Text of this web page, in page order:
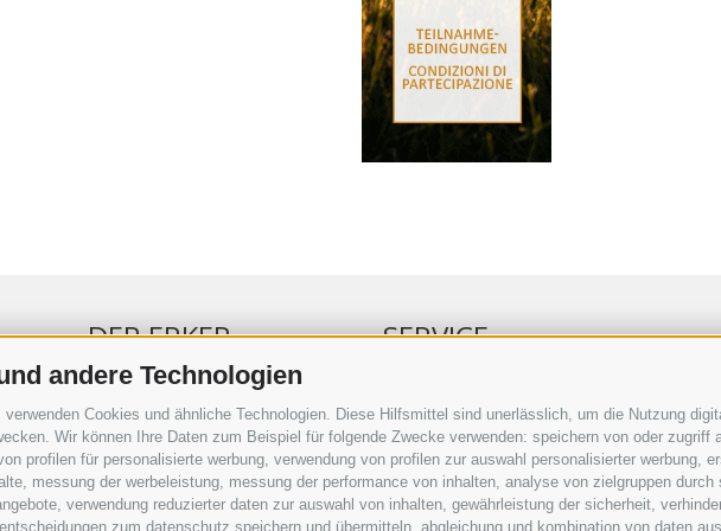
andere Technologien
verwenden Cookies und ähnliche Technologien. Diese Hilfsmittel sind unerlässlich, um die Nutzung
Wir können Ihre Daten zum Beispiel für folgende Zwecke verwenden: speichern von oder
profilen für personalisierte werbung, verwendung von profilen zur auswahl personalisierter werbung,
messung der werbeleistung, messung der performance von inhalten, analyse von zielgruppen
verwendung reduzierter daten zur auswahl von inhalten, gewährleistung der sicherheit,
zum datenschutz speichern und übermitteln, abgleichung und kombination von daten
DER ERKER
WERBEN IM ERKER
ONLINE-WERBUNG
SEPA-DAUERAUFTRAG
REGELN LESERKOMMENTARE
ONLINE VOTING
SERVICE
VERANSTALTUNGSKALENDER
KLEINANZEIGER
NÜTZLICHE LINKS
WETTER
WEBCAM